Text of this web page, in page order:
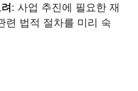
: 사업 추진에 필요한 재
련 법적 절차를 미리 숙